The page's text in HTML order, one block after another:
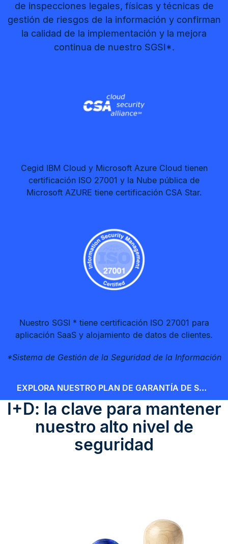
de inspecciones legales, físicas y técnicas de
gestión de riesgos de la información y confirman
la calidad de la implementación y la mejora
continua de nuestro SGSI*.
Cegid IBM Cloud y Microsoft Azure Cloud tienen
certificación ISO 27001 y la Nube pública de
Microsoft AZURE tiene certificación CSA Star.
Nuestro SGSI * tiene certificación ISO 27001 para
aplicación SaaS y alojamiento de datos de clientes.
*Sistema de Gestión de la Seguridad de la Información
EXPLORA NUESTRO PLAN DE GARANTÍA DE SEGURIDAD
I+D: la clave para mantener
nuestro alto nivel de
seguridad